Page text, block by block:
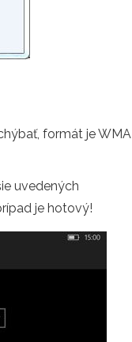
formát je WMA
uvedených
je hotový!